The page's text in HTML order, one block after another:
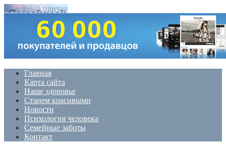
Семейный причал
Главная
Карта сайта
Наше здоровье
Станем красивыми
Новости
Психология человека
Семейные заботы
Контакт